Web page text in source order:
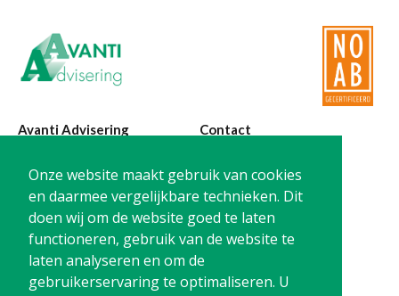
Onze website maakt gebruik van cookies
en daarmee vergelijkbare technieken. Dit
doen wij om de website goed te laten
functioneren, gebruik van de website te
laten analyseren en om de
gebruikerservaring te optimaliseren. U
Avanti Advisering
Poelstraat 4
1441 RR Purmerend
Contact
T: 0299-420870
@:
info@avanti-
advisering.nl
BTW: NL861212733B01